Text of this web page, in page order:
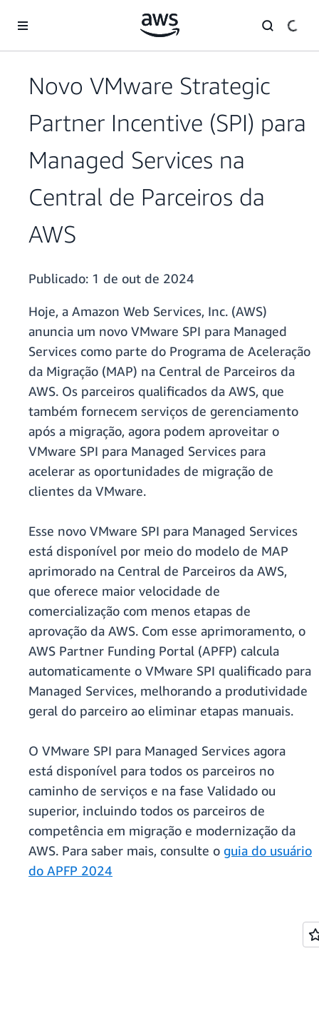
Pular para o conteúdo principal
Novo VMware Strategic
Partner Incentive (SPI) para
Managed Services na
Central de Parceiros da
AWS
Publicado: 1 de out de 2024
Hoje, a Amazon Web Services, Inc. (AWS)
anuncia um novo VMware SPI para Managed
Services como parte do Programa de Aceleração
da Migração (MAP) na Central de Parceiros da
AWS. Os parceiros qualificados da AWS, que
também fornecem serviços de gerenciamento
após a migração, agora podem aproveitar o
VMware SPI para Managed Services para
acelerar as oportunidades de migração de
clientes da VMware.
Esse novo VMware SPI para Managed Services
está disponível por meio do modelo de MAP
aprimorado na Central de Parceiros da AWS,
que oferece maior velocidade de
comercialização com menos etapas de
aprovação da AWS. Com esse aprimoramento, o
AWS Partner Funding Portal (APFP) calcula
automaticamente o VMware SPI qualificado para
Managed Services, melhorando a produtividade
geral do parceiro ao eliminar etapas manuais.
O VMware SPI para Managed Services agora
está disponível para todos os parceiros no
caminho de serviços e na fase Validado ou
superior, incluindo todos os parceiros de
competência em migração e modernização da
AWS. Para saber mais, consulte o guia do usuário
do APFP 2024